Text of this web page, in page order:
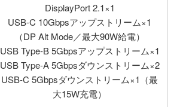
DisplayPort 2.1×1
USB-C 10Gbpsアップストリーム×1
（DP Alt Mode／最大90W給電）
USB Type-B 5Gbpsアップストリーム×1
USB Type-A 5Gbpsダウンストリーム×2
USB-C 5Gbpsダウンストリーム×1（最
大15W充電）